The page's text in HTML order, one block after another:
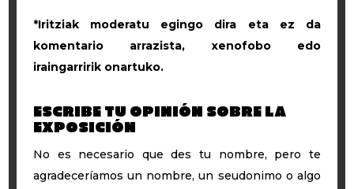
*Iritziak moderatu egingo dira eta ez da
komentario arrazista, xenofobo edo
iraingarririk onartuko.
ESCRIBE TU OPINIÓN SOBRE LA
EXPOSICIÓN
No es necesario que des tu nombre, pero te
agradeceríamos un nombre, un seudonimo o algo